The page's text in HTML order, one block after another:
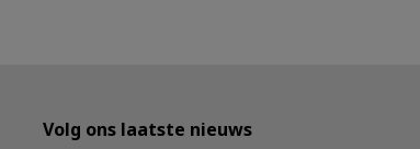
Volg ons laatste nieuws